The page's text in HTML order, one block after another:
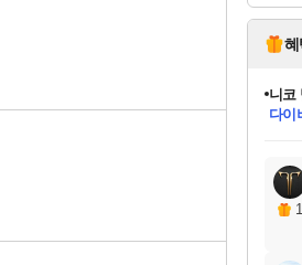
혜
교환.
당
니코
다이
당
당
당
당
당
에디
당